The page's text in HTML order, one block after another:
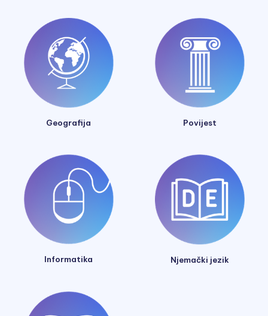
Geografija Povijest
Informatika Njemački jezik